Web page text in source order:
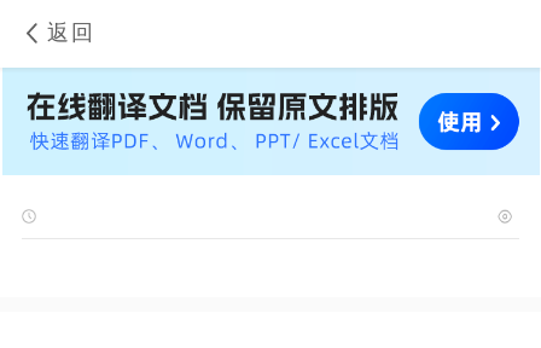
返回